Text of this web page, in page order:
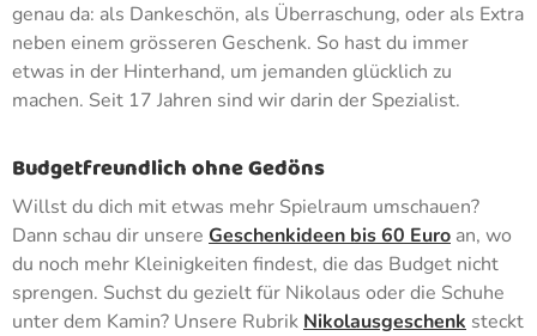
genau da: als Dankeschön, als Überraschung, oder als Extra
neben einem grösseren Geschenk. So hast du immer
etwas in der Hinterhand, um jemanden glücklich zu
machen. Seit 17 Jahren sind wir darin der Spezialist.
Budgetfreundlich ohne Gedöns
Willst du dich mit etwas mehr Spielraum umschauen?
Dann schau dir unsere Geschenkideen bis 60 Euro an, wo
du noch mehr Kleinigkeiten findest, die das Budget nicht
sprengen. Suchst du gezielt für Nikolaus oder die Schuhe
unter dem Kamin? Unsere Rubrik Nikolausgeschenk steckt